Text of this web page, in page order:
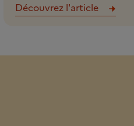
Découvrez l'article